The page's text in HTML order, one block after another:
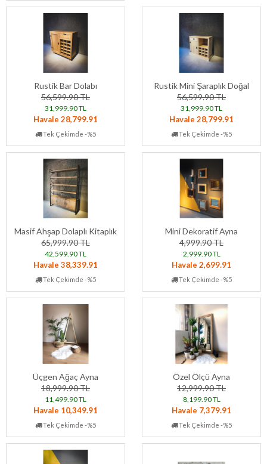
Rustik Bar Dolabı
56,599.90 TL
31,999.90 TL
Havale 28,799.91
Tek Çekimde -%5
Rustik Mini Şaraplık Doğal
56,599.90 TL
31,999.90 TL
Havale 28,799.91
Tek Çekimde -%5
Masif Ahşap Dolaplı Kitaplık
65,999.90 TL
42,599.90 TL
Havale 38,339.91
Tek Çekimde -%5
Mini Dekoratif Ayna
4,999.90 TL
2,999.90 TL
Havale 2,699.91
Tek Çekimde -%5
Üçgen Ağaç Ayna
18,999.90 TL
11,499.90 TL
Havale 10,349.91
Tek Çekimde -%5
Özel Ölçü Ayna
12,999.90 TL
8,199.90 TL
Havale 7,379.91
Tek Çekimde -%5